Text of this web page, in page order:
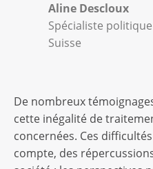
Aline Descloux
Spécialiste
Suisse
De nombreux
cette inégalité de
concernées. Ces
compte, des